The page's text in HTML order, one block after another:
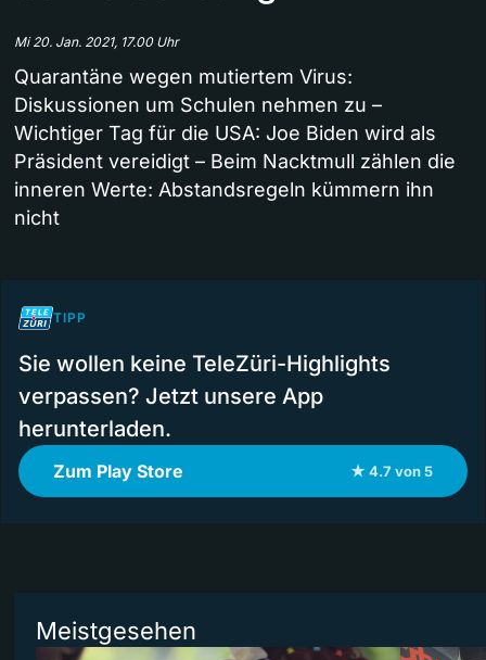
Mi 20. Jan. 2021, 17.00 Uhr
Quarantäne wegen mutiertem Virus:
Diskussionen um Schulen nehmen zu –
Wichtiger Tag für die USA: Joe Biden wird als
Präsident vereidigt – Beim Nacktmull zählen die
inneren Werte: Abstandsregeln kümmern ihn
nicht
TIPP
Sie wollen keine TeleZüri-Highlights
verpassen? Jetzt unsere App
herunterladen.
Zum Play Store ★ 4.7 von 5
Meistgesehen